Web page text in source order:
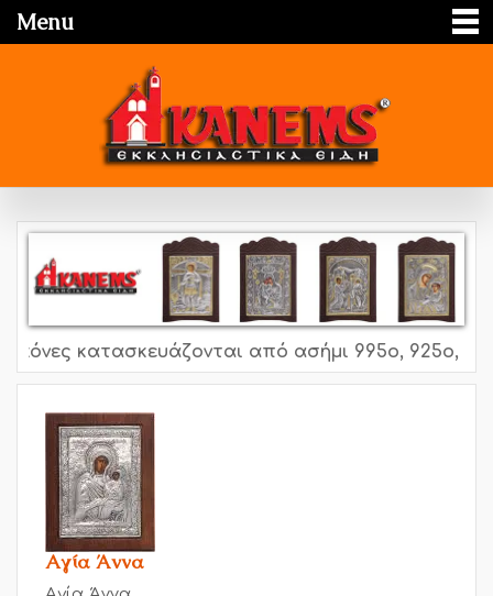
Menu
κατασκευάζονται από ασήμι 995o, 925o,
Αγία Άννα